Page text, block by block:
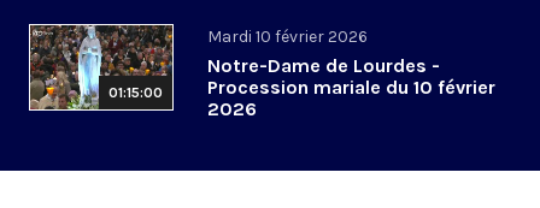
01:15:00
Mardi 10 février 2026
Notre-Dame de Lourdes -
Procession mariale du 10 février
2026